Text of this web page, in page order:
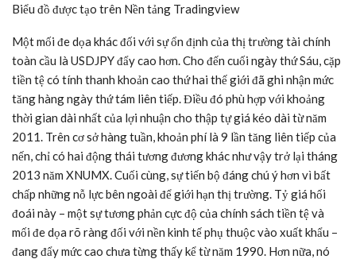
Biểu đồ được tạo trên Nền tảng Tradingview
Một mối đe dọa khác đối với sự ổn định của thị trường tài chính
toàn cầu là USDJPY đẩy cao hơn. Cho đến cuối ngày thứ Sáu, cặp
tiền tệ có tính thanh khoản cao thứ hai thế giới đã ghi nhận mức
tăng hàng ngày thứ tám liên tiếp. Điều đó phù hợp với khoảng
thời gian dài nhất của lợi nhuận cho thập tự giá kéo dài từ năm
2011. Trên cơ sở hàng tuần, khoản phí là 9 lần tăng liên tiếp của
nến, chỉ có hai động thái tương đương khác như vậy trở lại tháng
2013 năm XNUMX. Cuối cùng, sự tiến bộ đáng chú ý hơn vì bất
chấp những nỗ lực bên ngoài để giới hạn thị trường. Tỷ giá hối
đoái này – một sự tương phản cực độ của chính sách tiền tệ và
mối đe dọa rõ ràng đối với nền kinh tế phụ thuộc vào xuất khẩu –
đang đẩy mức cao chưa từng thấy kể từ năm 1990. Hơn nữa, nó